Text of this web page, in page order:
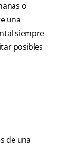
o
una
siempre
posibles
de una